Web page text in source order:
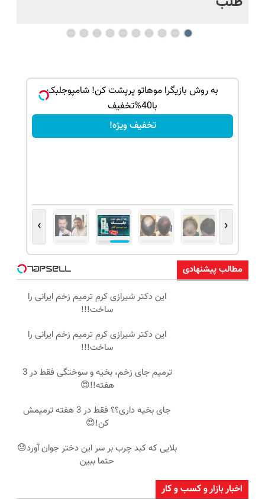
به روش بازیگرا موهاتو پرپشت کن! شامپوجلبک
با40%تخفیف
تخفیف ویژه!
‹
›
مطالب پیشنهادی
این دکتر شیرازی کرم ترمیم زخم ایرانی را
ساخت!!!
این دکتر شیرازی کرم ترمیم زخم ایرانی را
ساخت!!!
ترمیم جای زخم، بخیه و سوختگی فقط در 3
هفته!!😍
جای بخیه داری؟؟ فقط در 3 هفته ترمیمش
کن!😍
بلایی که کبد چرب بر سر این دختر جوان آورد😓
حتما ببین
اخبار بازار و کسب و کار